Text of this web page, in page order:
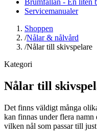
Servicemanualer
Shoppen
/Nålar & nålvård
/Nålar till skivspelare
Kategori
Nålar till
Det finns väldigt många
kan finnas under flera namn
vilken nål som passar till